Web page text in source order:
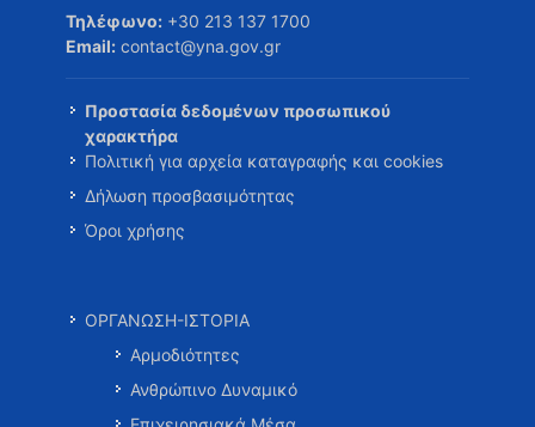
Τηλέφωνο: +30 213 137 1700
Email: contact@yna.gov.gr
Προστασία δεδομένων προσωπικού
χαρακτήρα
Πολιτική για αρχεία καταγραφής και cookies
Δήλωση προσβασιμότητας
Όροι χρήσης
ΟΡΓΑΝΩΣΗ-ΙΣΤΟΡΙΑ
Αρμοδιότητες
Ανθρώπινο Δυναμικό